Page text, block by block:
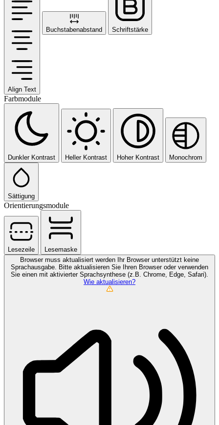
Align Text
Buchstabenabstand Schriftstärke
Farbmodule
Dunkler Kontrast Heller Kontrast Hoher Kontrast Monochrom
Sättigung
Orientierungsmodule
Lesezeile
Lesemaske
Browser muss aktualisiert werden
Ihr Browser unterstützt keine
Sprachausgabe. Bitte aktualisieren Sie Ihren Browser oder verwenden
Sie einen mit aktivierter Sprachsynthese (z.B. Chrome, Edge, Safari).
Wie aktualisieren?